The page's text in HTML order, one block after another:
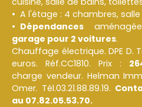
A l'étage : 4 chambres,
Dépendances
garage pour 2 voitures.
Chauffage électrique. DPE D.
euros. Réf.CC1810. Prix :
charge vendeur. Helman
Omer. Tél.03.21.88.89.19.
au 07.82.05.53.70.